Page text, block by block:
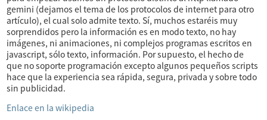
gemini (dejamos el tema de los protocolos de internet para otro
artículo), el cual solo admite texto. Sí, muchos estaréis muy
sorprendidos pero la información es en modo texto, no hay
imágenes, ni animaciones, ni complejos programas escritos en
javascript, sólo texto, información. Por supuesto, el hecho de
que no soporte programación excepto algunos pequeños scripts
hace que la experiencia sea rápida, segura, privada y sobre todo
sin publicidad.
Enlace en la wikipedia